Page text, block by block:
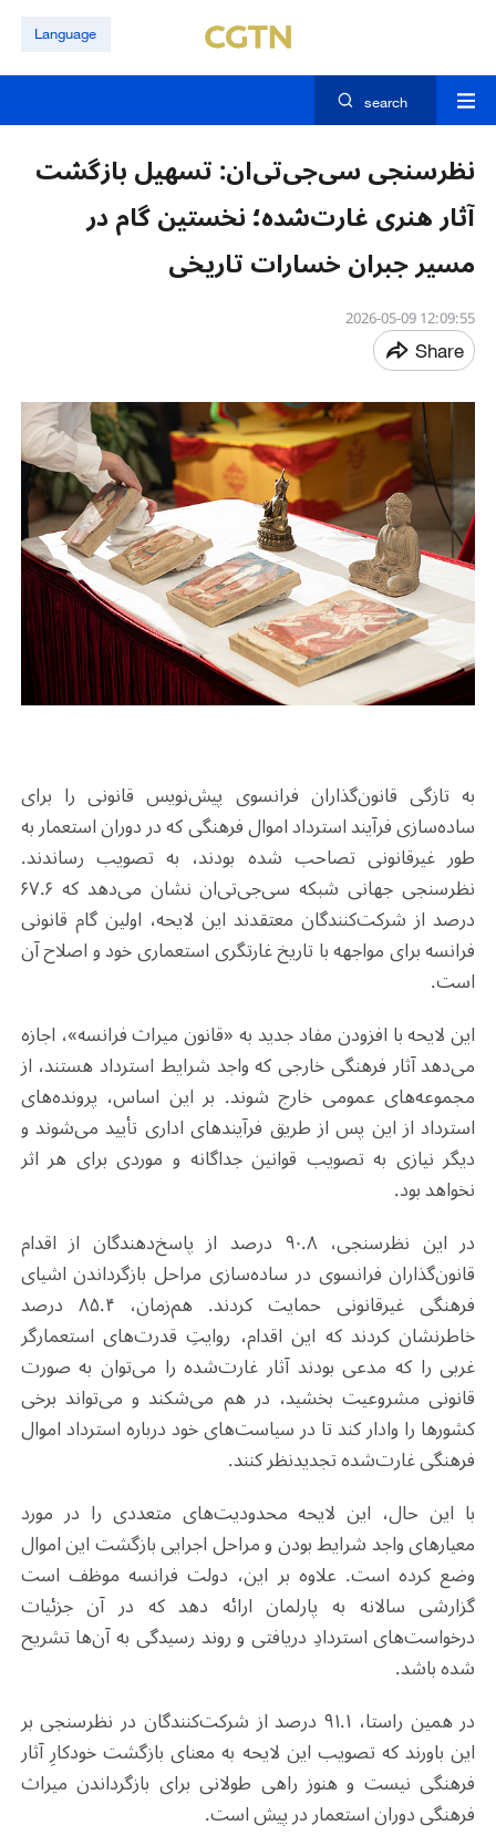
Language
search
نظرسنجی سی‌جی‌تی‌ان: تسهیل بازگشت
آثار هنری غارت‌شده؛ نخستین گام در
مسیر جبران خسارات تاریخی
12:09:55 2026-05-09
Share
به تازگی قانون‌گذاران فرانسوی پیش‌نویس قانونی را برای
ساده‌سازی فرآیند استرداد اموال فرهنگی که در دوران استعمار به
طور غیرقانونی تصاحب شده بودند، به تصویب رساندند.
نظرسنجی جهانی شبکه سی‌جی‌تی‌ان نشان می‌دهد که ۶۷.۶
درصد از شرکت‌کنندگان معتقدند این لایحه، اولین گام قانونی
فرانسه برای مواجهه با تاریخ غارتگری استعماری خود و اصلاح آن
است.
این لایحه با افزودن مفاد جدید به «قانون میراث فرانسه»، اجازه
می‌دهد آثار فرهنگی خارجی که واجد شرایط استرداد هستند، از
مجموعه‌های عمومی خارج شوند. بر این اساس، پرونده‌های
استرداد از این پس از طریق فرآیندهای اداری تأیید می‌شوند و
دیگر نیازی به تصویب قوانین جداگانه و موردی برای هر اثر
نخواهد بود.
در این نظرسنجی، ۹۰.۸ درصد از پاسخ‌دهندگان از اقدام
قانون‌گذاران فرانسوی در ساده‌سازی مراحل بازگرداندن اشیای
فرهنگی غیرقانونی حمایت کردند. هم‌زمان، ۸۵.۴ درصد
خاطرنشان کردند که این اقدام، روایتِ قدرت‌های استعمارگر
غربی را که مدعی بودند آثار غارت‌شده را می‌توان به صورت
قانونی مشروعیت بخشید، در هم می‌شکند و می‌تواند برخی
کشورها را وادار کند تا در سیاست‌های خود درباره استرداد اموال
فرهنگی غارت‌شده تجدیدنظر کنند.
با این حال، این لایحه محدودیت‌های متعددی را در مورد
معیارهای واجد شرایط بودن و مراحل اجرایی بازگشت این اموال
وضع کرده است. علاوه بر این، دولت فرانسه موظف است
گزارشی سالانه به پارلمان ارائه دهد که در آن جزئیات
درخواست‌های استردادِ دریافتی و روند رسیدگی به آن‌ها تشریح
شده باشد.
در همین راستا، ۹۱.۱ درصد از شرکت‌کنندگان در نظرسنجی بر
این باورند که تصویب این لایحه به معنای بازگشت خودکارِ آثار
فرهنگی نیست و هنوز راهی طولانی برای بازگرداندن میراث
فرهنگی دوران استعمار در پیش است.